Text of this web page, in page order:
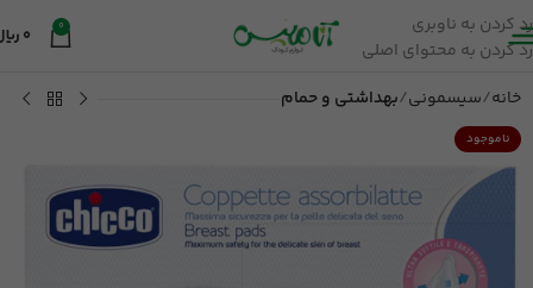
رد کردن به ناوبری
رد کردن به محتوای اصلی
0
0
خانه سیسمونی بهداشتی و حمام
ناموجود